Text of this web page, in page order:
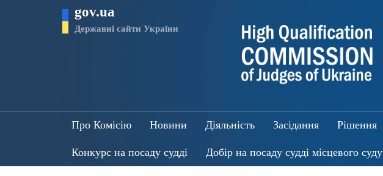
gov.ua
Державні сайти України
Про Комісію Новини Діяльність Засідання Рішення
Конкурс на посаду судді Добір на посаду судді місцевого суду